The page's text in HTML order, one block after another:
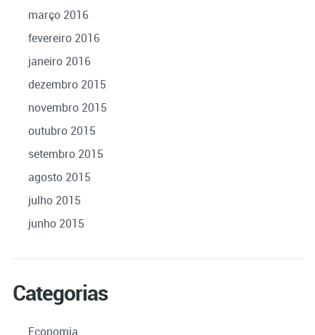
março 2016
fevereiro 2016
janeiro 2016
dezembro 2015
novembro 2015
outubro 2015
setembro 2015
agosto 2015
julho 2015
junho 2015
Categorias
Economia